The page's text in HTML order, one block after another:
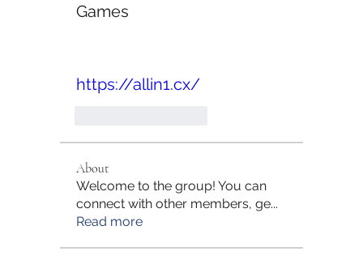
Games
https://allin1.cx/
About
Welcome to the group! You can
connect with other members, ge...
Read more